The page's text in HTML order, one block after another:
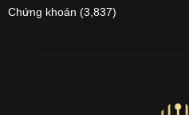
Chứng khoán (3,837)